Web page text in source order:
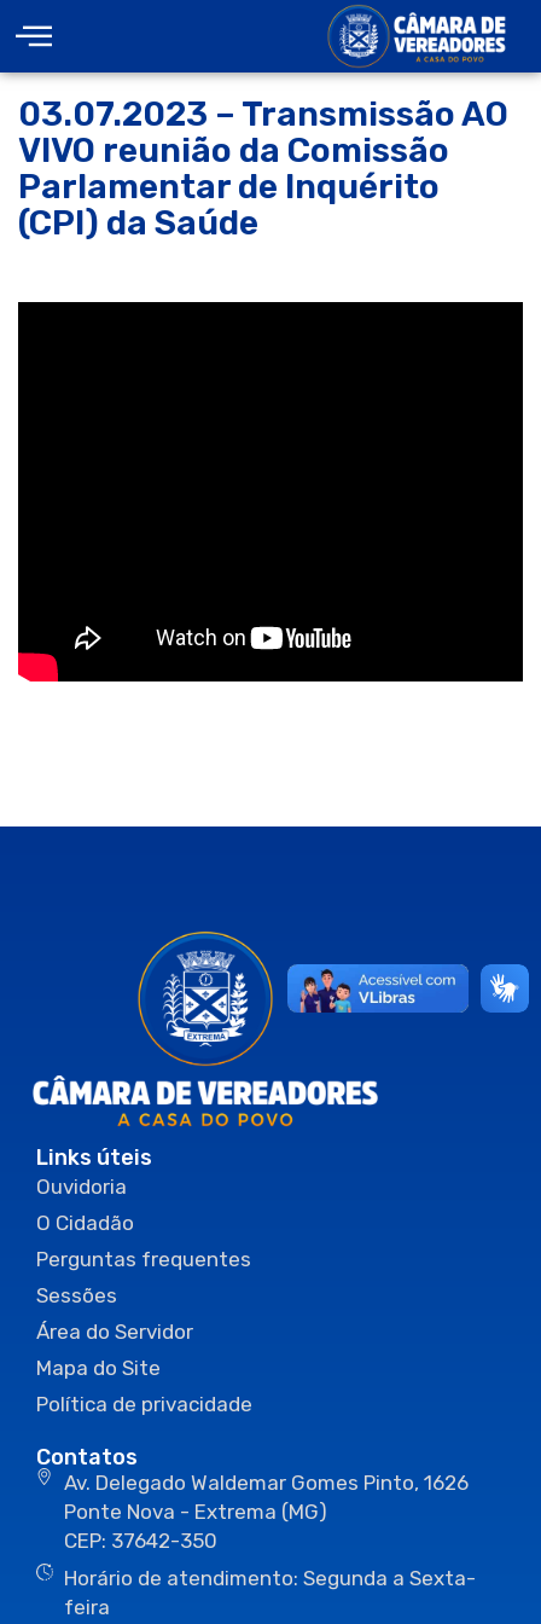
03.07.2023 – Transmissão AO
VIVO reunião da Comissão
Parlamentar de Inquérito
(CPI) da Saúde
Links úteis
Ouvidoria
O Cidadão
Perguntas frequentes
Sessões
Área do Servidor
Mapa do Site
Política de privacidade
Contatos
Av. Delegado Waldemar Gomes Pinto, 1626
Ponte Nova - Extrema (MG)
CEP: 37642-350
Horário de atendimento: Segunda a Sexta-
feira